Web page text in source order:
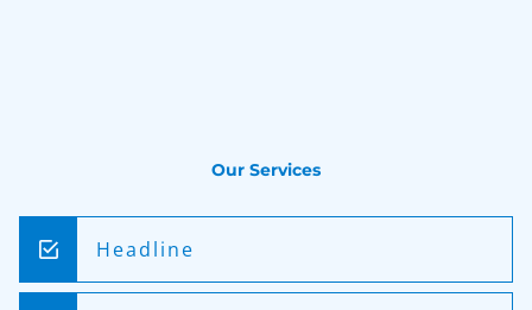
Our Services
Headline